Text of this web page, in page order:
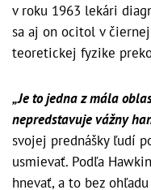
v roku 1963 lekári
sa aj on ocitol v
teoretickej fyzike
„Je to jedna z mála
nepredstavuje vážny
svojej prednášky ľudí
usmievať. Podľa
hnevať, a to bez